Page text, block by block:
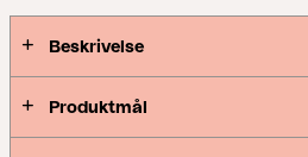
Beskrivelse
Produktmål